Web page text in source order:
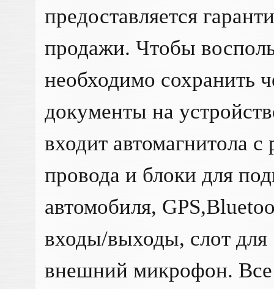
предоставляется
продажи. Чтобы
необходимо сохранить
документы на
входит автомагнитола
провода и блоки для
автомобиля,
входы/выходы, слот
внешний микрофон. Все